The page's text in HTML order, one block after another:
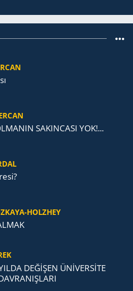
SAKINCASI YOK!...
HOLZHEY
DEĞİŞEN ÜNİVERSİTE